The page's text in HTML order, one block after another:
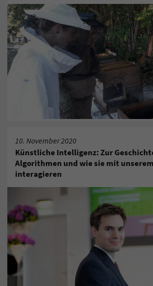
10. November 2020
Künstliche Intelligenz: Zur
Algorithmen und wie sie mit
interagieren